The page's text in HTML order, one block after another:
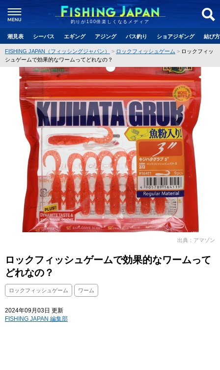
釣りが100倍楽しくなるメディア
潮見表 シーバス エギング アジング バス釣り ショアジギング 結び
FISHING JAPAN（フィッシングジャパン） ロックフィッシュゲーム
ロックフィッ
シュゲームで効果的なワームってどれなの？
出典：アマゾン
ロックフィッシュゲームで効果的なワームって
どれなの？
ロックフィッシュゲーム ワーム
2024年09月03日 更新
FISHING JAPAN 編集部